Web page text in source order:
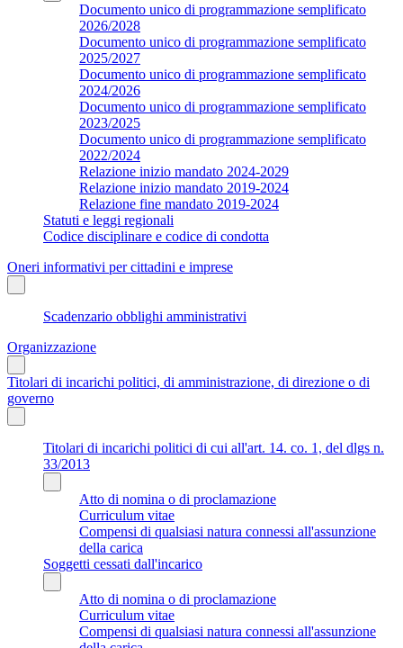
Documento unico di programmazione semplificato
2026/2028
Documento unico di programmazione semplificato
2025/2027
Documento unico di programmazione semplificato
2024/2026
Documento unico di programmazione semplificato
2023/2025
Documento unico di programmazione semplificato
2022/2024
Relazione inizio mandato 2024-2029
Relazione inizio mandato 2019-2024
Relazione fine mandato 2019-2024
Statuti e leggi regionali
Codice disciplinare e codice di condotta
Oneri informativi per cittadini e imprese
Scadenzario obblighi amministrativi
Organizzazione
Titolari di incarichi politici, di amministrazione, di direzione o di
governo
Titolari di incarichi politici di cui all'art. 14. co. 1, del dlgs n.
33/2013
Atto di nomina o di proclamazione
Curriculum vitae
Compensi di qualsiasi natura connessi all'assunzione
della carica
Soggetti cessati dall'incarico
Atto di nomina o di proclamazione
Curriculum vitae
Compensi di qualsiasi natura connessi all'assunzione